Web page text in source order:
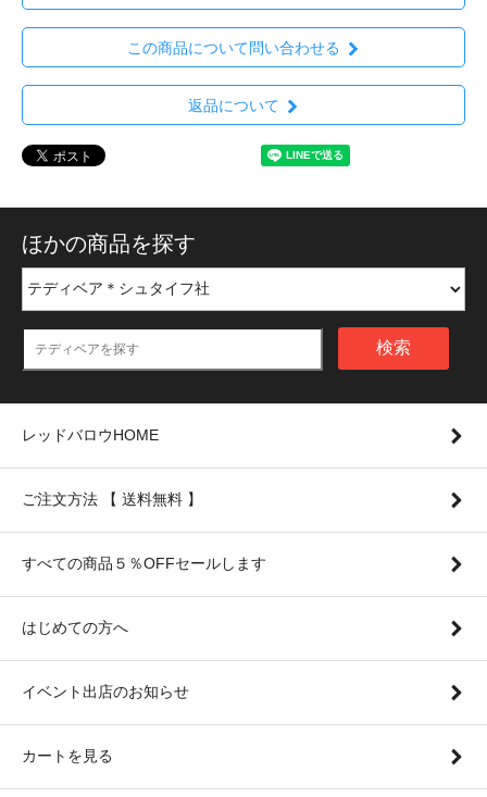
この商品について問い合わせる
返品について
ほかの商品を探す
検索
レッドバロウHOME
ご注文方法 【 送料無料 】
すべての商品５％OFFセールします
はじめての方へ
イベント出店のお知らせ
カートを見る